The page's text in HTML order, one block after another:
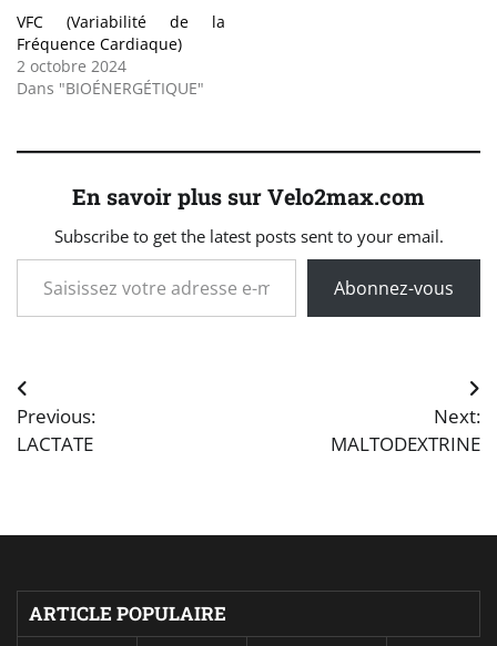
VFC (Variabilité de la
Fréquence Cardiaque)
2 octobre 2024
Dans "BIOÉNERGÉTIQUE"
En savoir plus sur Velo2max.com
Subscribe to get the latest posts sent to your email.
Saisissez votre adresse e-mail…
Abonnez-vous
Navigation
de
Previous:
LACTATE
Next:
MALTODEXTRINE
ARTICLE POPULAIRE